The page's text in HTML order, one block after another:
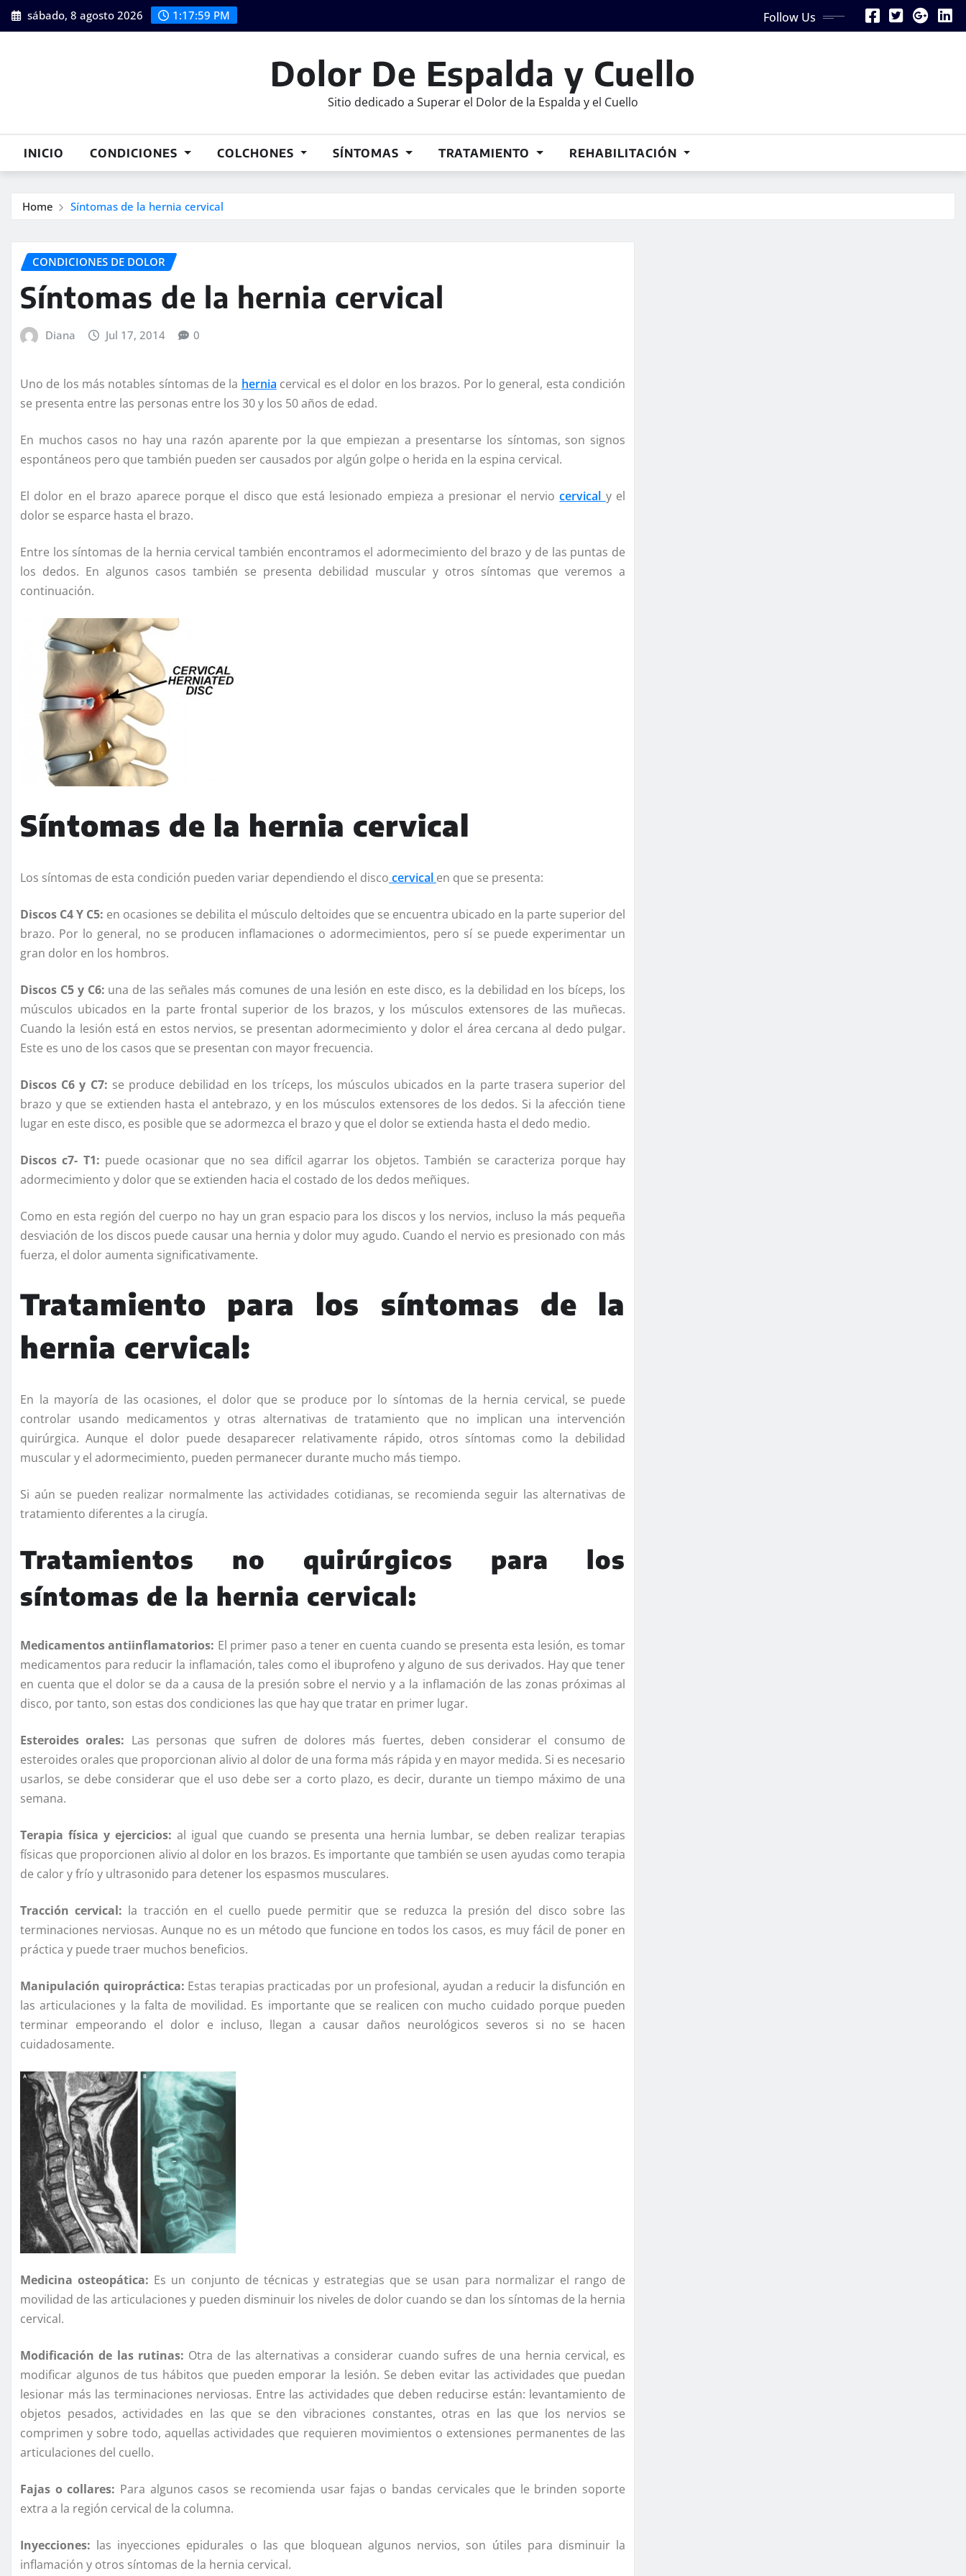
Skip
to
sábado, 8 agosto 2026 1:18:00 PM Follow Us
Dolor De Espalda y Cuello
Sitio dedicado a Superar el Dolor de la Espalda y el Cuello
INICIO CONDICIONES COLCHONES SÍNTOMAS TRATAMIENTO REHABILITACIÓN
Home Síntomas de la hernia cervical
CONDICIONES DE DOLOR
Síntomas de la hernia cervical
Diana Jul 17, 2014 0
Uno de los más notables síntomas de la hernia cervical es el dolor en los brazos. Por lo general, esta condición
se presenta entre las personas entre los 30 y los 50 años de edad.
En muchos casos no hay una razón aparente por la que empiezan a presentarse los síntomas, son signos
espontáneos pero que también pueden ser causados por algún golpe o herida en la espina cervical.
El dolor en el brazo aparece porque el disco que está lesionado empieza a presionar el nerviocervical y el
dolor se esparce hasta el brazo.
Entre los síntomas de la hernia cervical también encontramos el adormecimiento del brazo y de las puntas de
los dedos. En algunos casos también se presenta debilidad muscular y otros síntomas que veremos a
continuación.
Síntomas de la hernia cervical
Los síntomas de esta condición pueden variar dependiendo el disco cervical en que se presenta:
Discos C4 Y C5: en ocasiones se debilita el músculo deltoides que se encuentra ubicado en la parte superior del
brazo. Por lo general, no se producen inflamaciones o adormecimientos, pero sí se puede experimentar un
gran dolor en los hombros.
Discos C5 y C6: una de las señales más comunes de una lesión en este disco, es la debilidad en los bíceps, los
músculos ubicados en la parte frontal superior de los brazos, y los músculos extensores de las muñecas.
Cuando la lesión está en estos nervios, se presentan adormecimiento y dolor el área cercana al dedo pulgar.
Este es uno de los casos que se presentan con mayor frecuencia.
Discos C6 y C7: se produce debilidad en los tríceps, los músculos ubicados en la parte trasera superior del
brazo y que se extienden hasta el antebrazo, y en los músculos extensores de los dedos. Si la afección tiene
lugar en este disco, es posible que se adormezca el brazo y que el dolor se extienda hasta el dedo medio.
Discos c7- T1: puede ocasionar que no sea difícil agarrar los objetos. También se caracteriza porque hay
adormecimiento y dolor que se extienden hacia el costado de los dedos meñiques.
Como en esta región del cuerpo no hay un gran espacio para los discos y los nervios, incluso la más pequeña
desviación de los discos puede causar una hernia y dolor muy agudo. Cuando el nervio es presionado con más
fuerza, el dolor aumenta significativamente.
Tratamiento para los síntomas de la
hernia cervical:
En la mayoría de las ocasiones, el dolor que se produce por lo síntomas de la hernia cervical, se puede
controlar usando medicamentos y otras alternativas de tratamiento que no implican una intervención
quirúrgica. Aunque el dolor puede desaparecer relativamente rápido, otros síntomas como la debilidad
muscular y el adormecimiento, pueden permanecer durante mucho más tiempo.
Si aún se pueden realizar normalmente las actividades cotidianas, se recomienda seguir las alternativas de
tratamiento diferentes a la cirugía.
Tratamientos no quirúrgicos para los
síntomas de la hernia cervical:
Medicamentos antiinflamatorios: El primer paso a tener en cuenta cuando se presenta esta lesión, es tomar
medicamentos para reducir la inflamación, tales como el ibuprofeno y alguno de sus derivados. Hay que tener
en cuenta que el dolor se da a causa de la presión sobre el nervio y a la inflamación de las zonas próximas al
disco, por tanto, son estas dos condiciones las que hay que tratar en primer lugar.
Esteroides orales: Las personas que sufren de dolores más fuertes, deben considerar el consumo de
esteroides orales que proporcionan alivio al dolor de una forma más rápida y en mayor medida. Si es necesario
usarlos, se debe considerar que el uso debe ser a corto plazo, es decir, durante un tiempo máximo de una
semana.
Terapia física y ejercicios: al igual que cuando se presenta una hernia lumbar, se deben realizar terapias
físicas que proporcionen alivio al dolor en los brazos. Es importante que también se usen ayudas como terapia
de calor y frío y ultrasonido para detener los espasmos musculares.
Tracción cervical: la tracción en el cuello puede permitir que se reduzca la presión del disco sobre las
terminaciones nerviosas. Aunque no es un método que funcione en todos los casos, es muy fácil de poner en
práctica y puede traer muchos beneficios.
Manipulación quiropráctica: Estas terapias practicadas por un profesional, ayudan a reducir la disfunción en
las articulaciones y la falta de movilidad. Es importante que se realicen con mucho cuidado porque pueden
terminar empeorando el dolor e incluso, llegan a causar daños neurológicos severos si no se hacen
cuidadosamente.
Medicina osteopática: Es un conjunto de técnicas y estrategias que se usan para normalizar el rango de
movilidad de las articulaciones y pueden disminuir los niveles de dolor cuando se dan los síntomas de la hernia
cervical.
Modificación de las rutinas: Otra de las alternativas a considerar cuando sufres de una hernia cervical, es
modificar algunos de tus hábitos que pueden emporar la lesión. Se deben evitar las actividades que puedan
lesionar más las terminaciones nerviosas. Entre las actividades que deben reducirse están: levantamiento de
objetos pesados, actividades en las que se den vibraciones constantes, otras en las que los nervios se
comprimen y sobre todo, aquellas actividades que requieren movimientos o extensiones permanentes de las
articulaciones del cuello.
Fajas o collares: Para algunos casos se recomienda usar fajas o bandas cervicales que le brinden soporte
extra a la región cervical de la columna.
Inyecciones: las inyecciones epidurales o las que bloquean algunos nervios, son útiles para disminuir la
inflamación y otros síntomas de la hernia cervical.